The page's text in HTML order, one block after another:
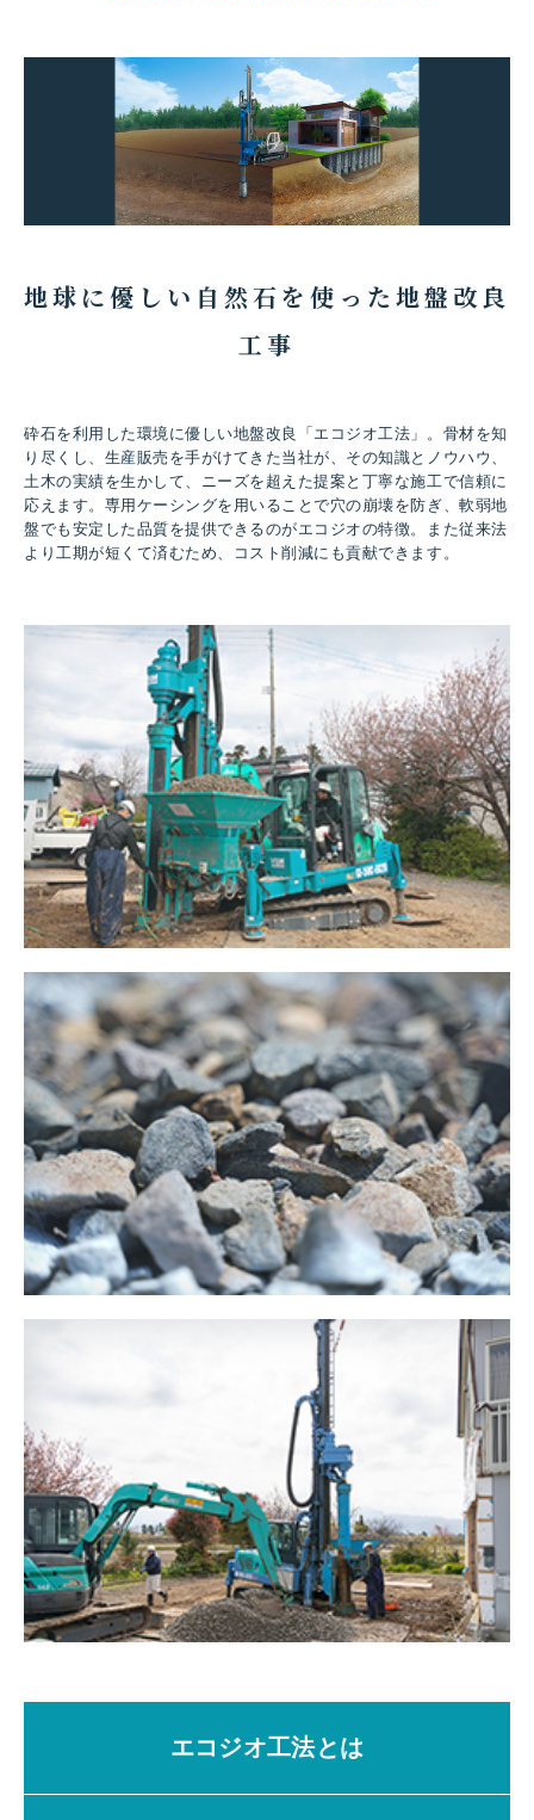
①建設発生土搬入申込書
※建設発生土搬入申込書
②工事請負契約書等の写し（工事名・発注者・請負者
名等が確認できる書類）
③設計書の写し、または、発生土量が確認できる書類
④工事場所の位置図
⑤運搬車両一覧表
※運搬車両一覧表
処分料金については、お見積りを行います。
運搬を伴う場合は運搬費のお見積りを行い、締結後に
契約とします。
受け入れ事前協議
当社担当者と日程等について事前打ち合わせを行いま
す。
04 建設発生土の搬入
搬入時には、当社にて性状確認等を行います。
05 受入証明書の受け取り
帳票ダウンロード
建設発生土受入要領
様式1号【申込書】2号【車両一覧表】
搬入の手順
地球に優しい自然石を使った地盤改良
工事
砕石を利用した環境に優しい地盤改良「エコジオ工法」。骨材を知
り尽くし、生産販売を手がけてきた当社が、その知識とノウハウ、
土木の実績を生かして、ニーズを超えた提案と丁寧な施工で信頼に
応えます。専用ケーシングを用いることで穴の崩壊を防ぎ、軟弱地
盤でも安定した品質を提供できるのがエコジオの特徴。また従来法
より工期が短くて済むため、コスト削減にも貢献できます。
エコジオ工法とは